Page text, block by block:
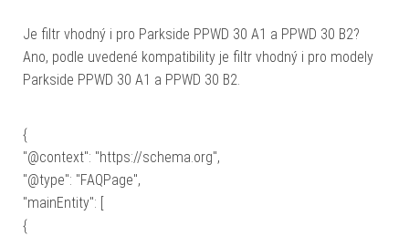
Je filtr vhodný i pro Parkside PPWD 30 A1 a PPWD 30 B2?
Ano, podle uvedené kompatibility je filtr vhodný i pro modely
Parkside PPWD 30 A1 a PPWD 30 B2.
{
"@context": "https://schema.org",
"@type": "FAQPage",
"mainEntity": [
{